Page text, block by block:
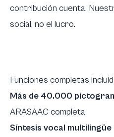
contribución cuenta.
social, no el lucro.
Funciones completas
Más de 40.000
ARASAAC completa
Síntesis vocal multilingüe